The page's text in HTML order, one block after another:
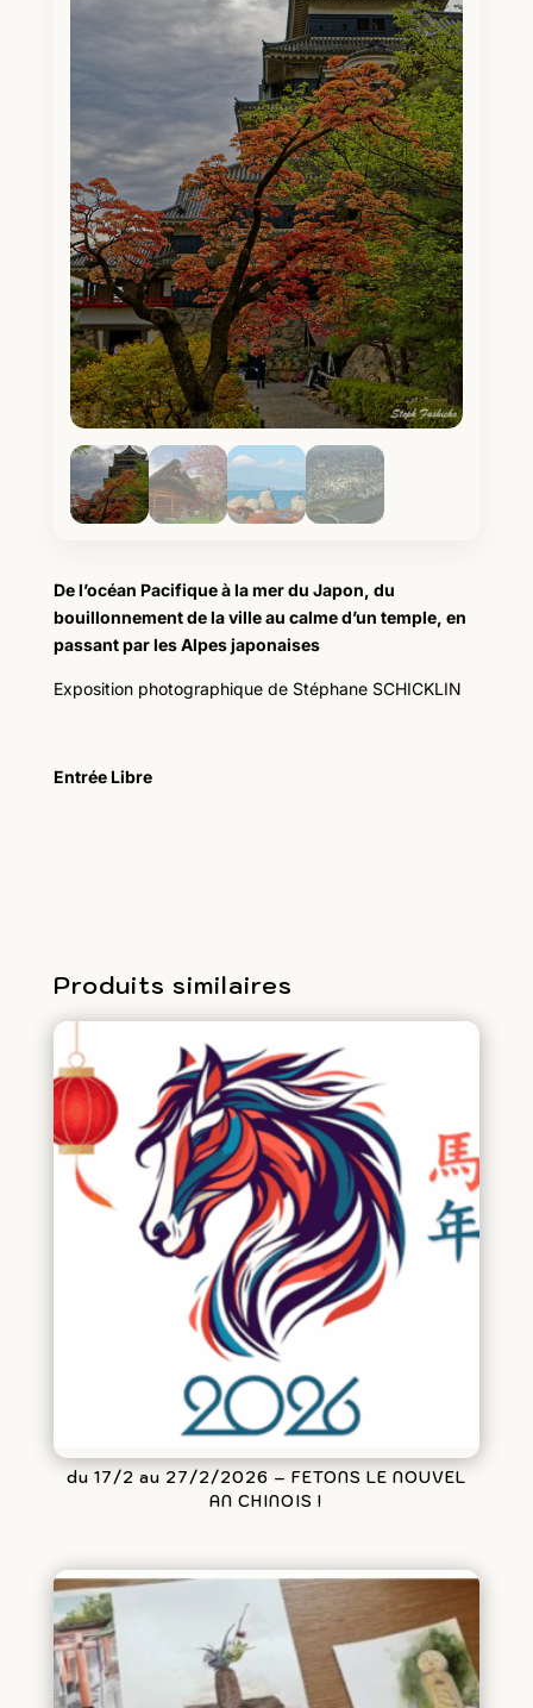
De l’océan Pacifique à la mer du Japon, du
bouillonnement de la ville au calme d’un temple, en
passant par les Alpes japonaises
Exposition photographique de Stéphane SCHICKLIN
Entrée Libre
Produits similaires
du 17/2 au 27/2/2026 – FETONS LE NOUVEL
AN CHINOIS !